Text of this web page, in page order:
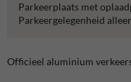
Parkeerplaats met
Parkeergelegenheid
Officieel aluminium